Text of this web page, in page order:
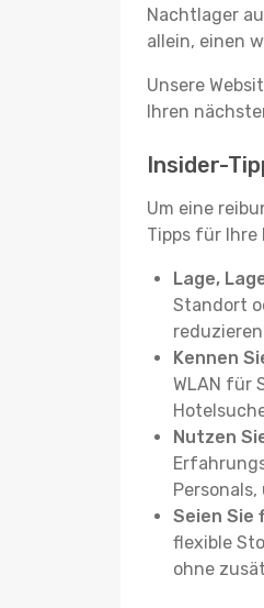
Nachtlager
allein, einen
Unsere
Ihren
Insider-
Um eine
Tipps für Ihre
Lage,
Standort
Kennen
WLAN für
Nutzen
Seien Sie
flexible
ohne